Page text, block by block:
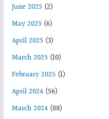
June 2025 (2)
May 2025 (6)
April 2025 (3)
March 2025 (10)
February 2025 (1)
April 2024(56)
March 2024(88)